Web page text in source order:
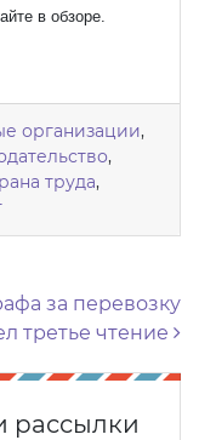
в обзоре.
организации,
,
труда,
за перевозку
третье чтение
рассылки